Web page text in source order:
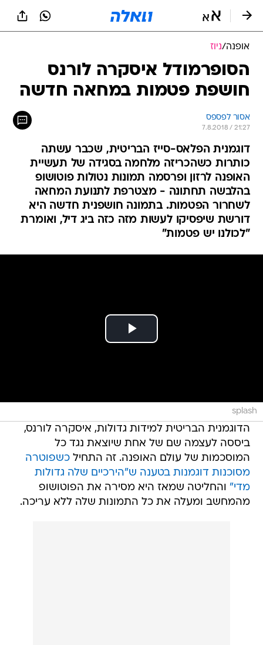
אופנה/ניוז
הסופרמודל איסקרה לורנס
חושפת פטמות במחאה חדשה
אסור לפספס
7.8.2018 / 21:27
דוגמנית הפלאס-סייז הבריטית, שכבר עשתה
כותרות כשהכריזה מלחמה בסגידה של תעשיית
האופנה לרזון ופרסמה תמונות נטולות פוטושופ
בהלבשה תחתונה - מצטרפת לתנועת המחאה
לשחרור הפטמות. בתמונה חושפנית חדשה היא
דורשת שיפסיקו לעשות מזה כזה ביג דיל, ואומרת
"לכולנו יש פטמות"
splash
הדוגמנית הבריטית למידות גדולות, איסקרה לורנס,
ביססה לעצמה שם של אחת שיוצאת נגד כל
המוסכמות של עולם האופנה. זה התחילכשפוטרה
מסוכנות דוגמנות בטענה ש"הירכיים שלה גדולות
מדי" והחליטה שמאז היא מסירה את הפוטושופ
מהמחשב ומעלה את כל התמונות שלה ללא עריכה.